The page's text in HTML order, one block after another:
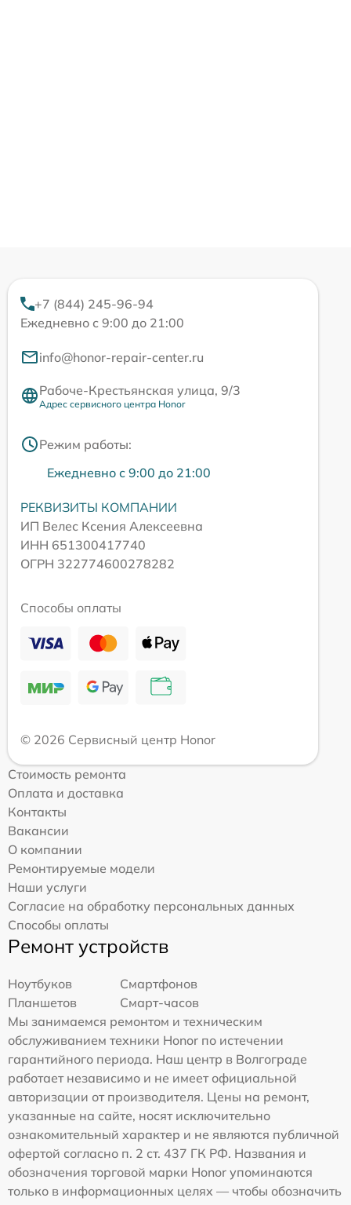
+7 (844) 245-96-94
Ежедневно с 9:00 до 21:00
info@honor-repair-center.ru
Рабоче-Крестьянская улица, 9/3
Адрес сервисного центра Honor
Режим работы:
Ежедневно с 9:00 до 21:00
РЕКВИЗИТЫ КОМПАНИИ
ИП Велес Ксения Алексеевна
ИНН 651300417740
ОГРН 322774600278282
Способы оплаты
© 2026 Сервисный центр Honor
Стоимость ремонта
Оплата и доставка
Контакты
Вакансии
О компании
Ремонтируемые модели
Наши услуги
Согласие на обработку персональных данных
Способы оплаты
Ремонт устройств
Ноутбуков
Смартфонов
Планшетов
Смарт-часов
Мы занимаемся ремонтом и техническим
обслуживанием техники Honor по истечении
гарантийного периода. Наш центр в Волгограде
работает независимо и не имеет официальной
авторизации от производителя. Цены на ремонт,
указанные на сайте, носят исключительно
ознакомительный характер и не являются публичной
офертой согласно п. 2 ст. 437 ГК РФ. Названия и
обозначения торговой марки Honor упоминаются
только в информационных целях — чтобы обозначить